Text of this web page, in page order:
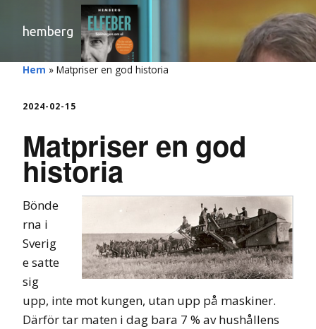
hemberg
Hem » Matpriser en god historia
2024-02-15
Matpriser en god
historia
Bönde
rna i
Sverig
e satte
sig
upp, inte mot kungen, utan upp på maskiner.
Därför tar maten i dag bara 7 % av hushållens